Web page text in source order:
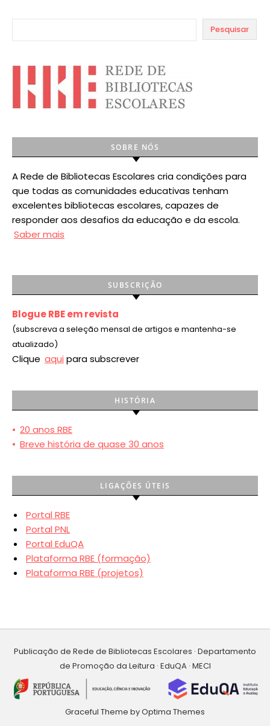
Pesquisar
SOBRE NÓS
A Rede de Bibliotecas Escolares cria condições para
que todas as comunidades educativas tenham
excelentes bibliotecas escolares, capazes de
responder aos desafios da educação e da escola.
Saber mais
SUBSCRIÇÃO
Blogue RBE em revista
(subscreva a seleção mensal de artigos e mantenha-se
atualizado)
Clique aqui para subscrever
HISTÓRIA
• 20 anos RBE
• Breve história de quase 30 anos
LIGAÇÕES ÚTEIS
Portal RBE
Portal PNL
Portal EduQA
Plataforma RBE (formação)
Plataforma RBE (projetos)
Publicação de Rede de Bibliotecas Escolares · Departamento
de Promoção da Leitura · EduQA · MECI
Graceful Theme byOptima Themes